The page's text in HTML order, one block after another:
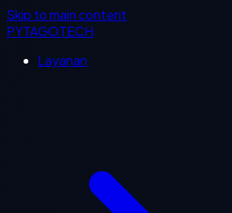
Skip to main content
PYTAGOTECH
Layanan